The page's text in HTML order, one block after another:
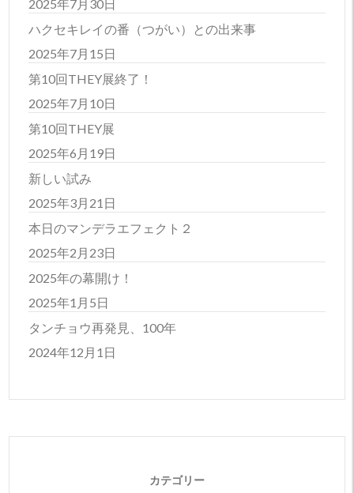
2025年7月30日
ハクセキレイの番（つがい）との出来事
2025年7月15日
第10回THEY展終了！
2025年7月10日
第10回THEY展
2025年6月19日
新しい試み
2025年3月21日
本日のマンデラエフェクト２
2025年2月23日
2025年の幕開け！
2025年1月5日
タンチョウ再発見、100年
2024年12月1日
カテゴリー